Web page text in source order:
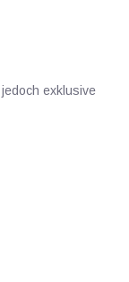
exklusive